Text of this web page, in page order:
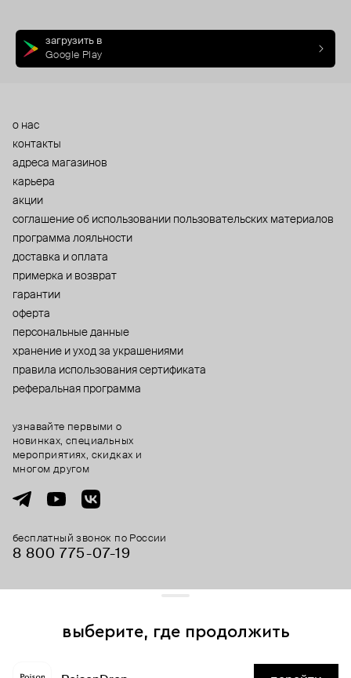
загрузить в
Google Play
о нас
контакты
адреса магазинов
карьера
акции
cоглашение об использовании пользовательских материалов
программа лояльности
доставка и оплата
примерка и возврат
гарантии
оферта
персональные данные
хранение и уход за украшениями
правила использования сертификата
реферальная программа
бесплатный звонок по России
8 800 775⁠-07⁠-19
узнавайте первыми о
новинках, специальных
мероприятиях, скидках и
многом другом
выберите, где продолжить
и сервисы аналитики. Продолжая его использование,